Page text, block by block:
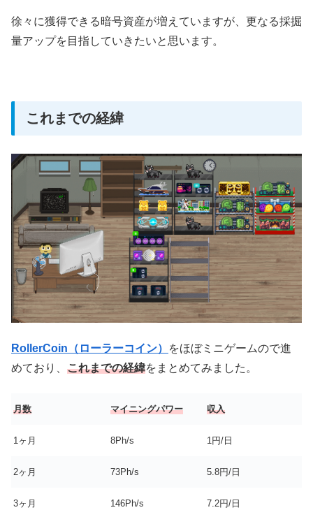
徐々に獲得できる暗号資産が増えていますが、更なる採掘
量アップを目指していきたいと思います。
これまでの経緯
RollerCoin（ローラーコイン）
をほぼミニゲームので進
めており、 これまでの経緯をまとめてみました。
月数 マイニングパワー 収入
1ヶ月 8Ph/s 1円/日
2ヶ月 73Ph/s 5.8円/日
3ヶ月 146Ph/s 7.2円/日